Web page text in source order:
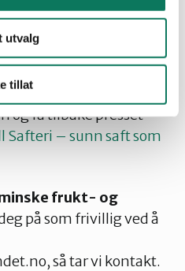
utvalg
tillat
saft.
men vet ikke hva du
Vi samarbeider med
frukt for pressing. Her
og få tilbake presset
Safteri – sunn saft som
frukt- og
på som frivillig ved å
så tar vi kontakt.